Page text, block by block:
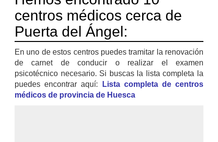
centros médicos cerca de
Puerta del Ángel:
En uno de estos centros puedes tramitar la renovación
de carnet de conducir o realizar el examen
psicotécnico necesario. Si buscas la lista completa la
puedes encontrar aquí:
Lista completa de centros
médicos de provincia de Huesca